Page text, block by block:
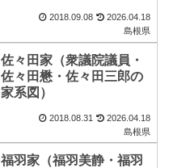
2018.09.08
2026.04.18
島根県
佐々田家（衆議院議員・
佐々田懋・佐々田三郎の
家系図）
2018.08.31
2026.04.18
島根県
福羽家（福羽美静・福羽